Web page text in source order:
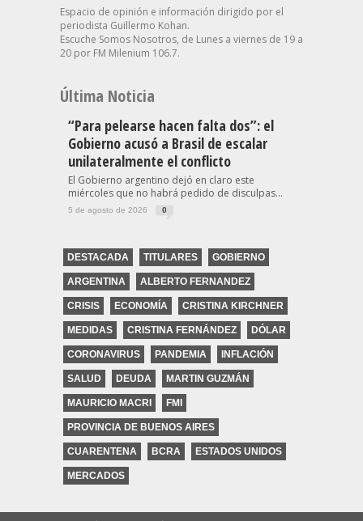
Espacio de opinión e información dirigido por el
periodista Guillermo Kohan.
Escuche Somos Nosotros, de Lunes a viernes de 19 a
20 por FM Milenium 106.7.
Última Noticia
“Para pelearse hacen falta dos”: el
Gobierno acusó a Brasil de escalar
unilateralmente el conflicto
El Gobierno argentino dejó en claro este
miércoles que no habrá pedido de disculpas...
5 de agosto de 2026 0
DESTACADA TITULARES GOBIERNO
ARGENTINA ALBERTO FERNANDEZ
CRISIS ECONOMÍA CRISTINA KIRCHNER
MEDIDAS CRISTINA FERNÁNDEZ DÓLAR
CORONAVIRUS PANDEMIA INFLACIÓN
SALUD DEUDA MARTIN GUZMÁN
MAURICIO MACRI FMI
PROVINCIA DE BUENOS AIRES
CUARENTENA BCRA ESTADOS UNIDOS
MERCADOS